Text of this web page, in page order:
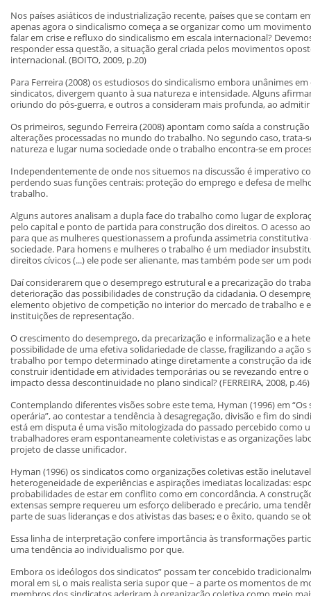
Nos países asiáticos de industrialização recente, países que se contam
apenas agora o sindicalismo começa a se organizar como um
falar em crise e refluxo do sindicalismo em escala internacional?
responder essa questão, a situação geral criada pelos movimentos
internacional. (BOITO, 2009, p.20)
Para Ferreira (2008) os estudiosos do sindicalismo embora unânimes
sindicatos, divergem quanto à sua natureza e intensidade. Alguns
oriundo do pós-guerra, e outros a consideram mais profunda, ao
Os primeiros, segundo Ferreira (2008) apontam como saída a
alterações processadas no mundo do trabalho. No segundo caso, trata-
natureza e lugar numa sociedade onde o trabalho encontra-se em
Independentemente de onde nos situemos na discussão é imperativo
perdendo suas funções centrais: proteção do emprego e defesa de
trabalho.
Alguns autores analisam a dupla face do trabalho como lugar de
pelo capital e ponto de partida para construção dos direitos. O acesso
para que as mulheres questionassem a profunda assimetria constitutiva
sociedade. Para homens e mulheres o trabalho é um mediador
direitos cívicos (...) ele pode ser alienante, mas também pode ser um
Daí considerarem que o desemprego estrutural e a precarização do
deterioração das possibilidades de construção da cidadania. O
elemento objetivo de competição no interior do mercado de trabalho e
instituições de representação.
O crescimento do desemprego, da precarização e informalização e a
possibilidade de uma efetiva solidariedade de classe, fragilizando a
trabalho por tempo determinado atinge diretamente a construção da
construir identidade em atividades temporárias ou se revezando entre
impacto dessa descontinuidade no plano sindical? (FERREIRA, 2008, p.46)
Contemplando diferentes visões sobre este tema, Hyman (1996) em “Os
operária”, ao contestar a tendência à desagregação, divisão e fim do
está em disputa é uma visão mitologizada do passado percebido como
trabalhadores eram espontaneamente coletivistas e as organizações
projeto de classe unificador.
Hyman (1996) os sindicatos como organizações coletivas estão
heterogeneidade de experiências e aspirações imediatas localizadas:
probabilidades de estar em conflito como em concordância. A
extensas sempre requereu um esforço deliberado e precário, uma
parte de suas lideranças e dos ativistas das bases; e o êxito, quando se
Essa linha de interpretação confere importância às transformações
uma tendência ao individualismo por que.
Embora os ideólogos dos sindicatos” possam ter concebido
moral em si, o mais realista seria supor que – a parte os momentos de